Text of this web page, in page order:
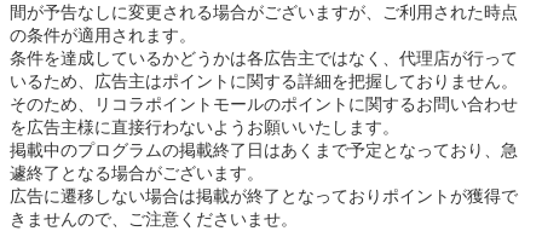
間が予告なしに変更される場合がございますが、ご利用された時点
の条件が適用されます。
条件を達成しているかどうかは各広告主ではなく、代理店が行って
いるため、広告主はポイントに関する詳細を把握しておりません。
そのため、リコラポイントモールのポイントに関するお問い合わせ
を広告主様に直接行わないようお願いいたします。
掲載中のプログラムの掲載終了日はあくまで予定となっており、急
遽終了となる場合がございます。
広告に遷移しない場合は掲載が終了となっておりポイントが獲得で
きませんので、ご注意くださいませ。